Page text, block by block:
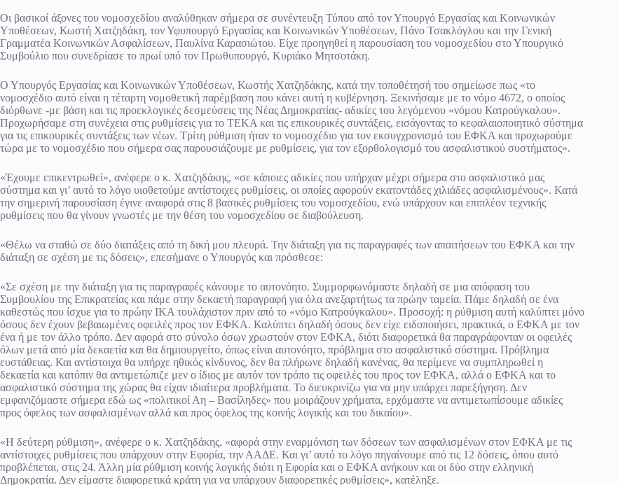
Οι βασικοί άξονες του νομοσχεδίου αναλύθηκαν σήμερα σε συνέντευξη Τύπου από τον Υπουργό Εργασίας και Κοινωνικών
Υποθέσεων, Κωστή Χατζηδάκη, τον Υφυπουργό Εργασίας και Κοινωνικών Υποθέσεων, Πάνο Τσακλόγλου και την Γενική
Γραμματέα Κοινωνικών Ασφαλίσεων, Παυλίνα Καρασιώτου. Είχε προηγηθεί η παρουσίαση του νομοσχεδίου στο Υπουργικό
Συμβούλιο που συνεδρίασε το πρωί υπό τον Πρωθυπουργό, Κυριάκο Μητσοτάκη.
Ο Υπουργός Εργασίας και Κοινωνικών Υποθέσεων, Κωστής Χατζηδάκης, κατά την τοποθέτησή του σημείωσε πως «το
νομοσχέδιο αυτό είναι η τέταρτη νομοθετική παρέμβαση που κάνει αυτή η κυβέρνηση. Ξεκινήσαμε με το νόμο 4672, ο οποίος
διόρθωνε -με βάση και τις προεκλογικές δεσμεύσεις της Νέας Δημοκρατίας- αδικίες του λεγόμενου «νόμου Κατρούγκαλου».
Προχωρήσαμε στη συνέχεια στις ρυθμίσεις για το ΤΕΚΑ και τις επικουρικές συντάξεις, εισάγοντας το κεφαλαιοποιητικό σύστημα
για τις επικουρικές συντάξεις των νέων. Τρίτη ρύθμιση ήταν το νομοσχέδιο για τον εκσυγχρονισμό του ΕΦΚΑ και προχωρούμε
τώρα με το νομοσχέδιο που σήμερα σας παρουσιάζουμε με ρυθμίσεις, για τον εξορθολογισμό του ασφαλιστικού συστήματος».
«Έχουμε επικεντρωθεί», ανέφερε ο κ. Χατζηδάκης, «σε κάποιες αδικίες που υπήρχαν μέχρι σήμερα στο ασφαλιστικό μας
σύστημα και γι’ αυτό το λόγο υιοθετούμε αντίστοιχες ρυθμίσεις, οι οποίες αφορούν εκατοντάδες χιλιάδες ασφαλισμένους». Κατά
την σημερινή παρουσίαση έγινε αναφορά στις 8 βασικές ρυθμίσεις του νομοσχεδίου, ενώ υπάρχουν και επιπλέον τεχνικής
ρυθμίσεις που θα γίνουν γνωστές με την θέση του νομοσχεδίου σε διαβούλευση.
«Θέλω να σταθώ σε δύο διατάξεις από τη δική μου πλευρά. Την διάταξη για τις παραγραφές των απαιτήσεων του ΕΦΚΑ και την
διάταξη σε σχέση με τις δόσεις», επεσήμανε ο Υπουργός και πρόσθεσε:
«Σε σχέση με την διάταξη για τις παραγραφές κάνουμε το αυτονόητο. Συμμορφωνόμαστε δηλαδή σε μια απόφαση του
Συμβουλίου της Επικρατείας και πάμε στην δεκαετή παραγραφή για όλα ανεξαρτήτως τα πρώην ταμεία. Πάμε δηλαδή σε ένα
καθεστώς που ίσχυε για το πρώην ΙΚΑ τουλάχιστον πριν από το «νόμο Κατρούγκαλου». Προσοχή: η ρύθμιση αυτή καλύπτει μόνο
όσους δεν έχουν βεβαιωμένες οφειλές προς τον ΕΦΚΑ. Καλύπτει δηλαδή όσους δεν είχε ειδοποιήσει, πρακτικά, ο ΕΦΚΑ με τον
ένα ή με τον άλλο τρόπο. Δεν αφορά στο σύνολο όσων χρωστούν στον ΕΦΚΑ, διότι διαφορετικά θα παραγράφονταν οι οφειλές
όλων μετά από μία δεκαετία και θα δημιουργείτο, όπως είναι αυτονόητο, πρόβλημα στο ασφαλιστικό σύστημα. Πρόβλημα
ευστάθειας. Και αντίστοιχα θα υπήρχε ηθικός κίνδυνος, δεν θα πλήρωνε δηλαδή κανένας, θα περίμενε να συμπληρωθεί η
δεκαετία και κατόπιν θα αντιμετώπιζε μεν ο ίδιος με αυτόν τον τρόπο τις οφειλές του προς τον ΕΦΚΑ, αλλά ο ΕΦΚΑ και το
ασφαλιστικό σύστημα της χώρας θα είχαν ιδιαίτερα προβλήματα. Το διευκρινίζω για να μην υπάρχει παρεξήγηση. Δεν
εμφανιζόμαστε σήμερα εδώ ως «πολιτικοί Αη – Βασίληδες» που μοιράζουν χρήματα, ερχόμαστε να αντιμετωπίσουμε αδικίες
προς όφελος των ασφαλισμένων αλλά και προς όφελος της κοινής λογικής και του δικαίου».
«Η δεύτερη ρύθμιση», ανέφερε ο κ. Χατζηδάκης, «αφορά στην εναρμόνιση των δόσεων των ασφαλισμένων στον ΕΦΚΑ με τις
αντίστοιχες ρυθμίσεις που υπάρχουν στην Εφορία, την ΑΑΔΕ. Και γι’ αυτό το λόγο πηγαίνουμε από τις 12 δόσεις, όπου αυτό
προβλέπεται, στις 24. Άλλη μία ρύθμιση κοινής λογικής διότι η Εφορία και ο ΕΦΚΑ ανήκουν και οι δύο στην ελληνική
Δημοκρατία. Δεν είμαστε διαφορετικά κράτη για να υπάρχουν διαφορετικές ρυθμίσεις», κατέληξε.